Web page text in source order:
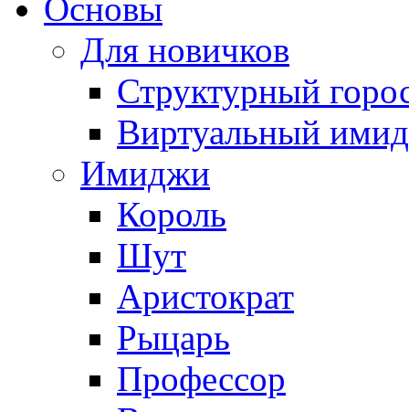
Основы
Для новичков
Структурный
Виртуальный
Имиджи
Король
Шут
Аристократ
Рыцарь
Профессор